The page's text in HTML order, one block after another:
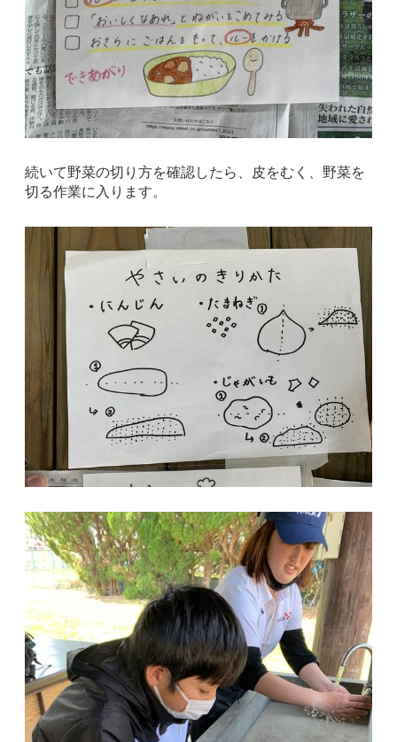
続いて野菜の切り方を確認したら、皮をむく、野菜を
切る作業に入ります。